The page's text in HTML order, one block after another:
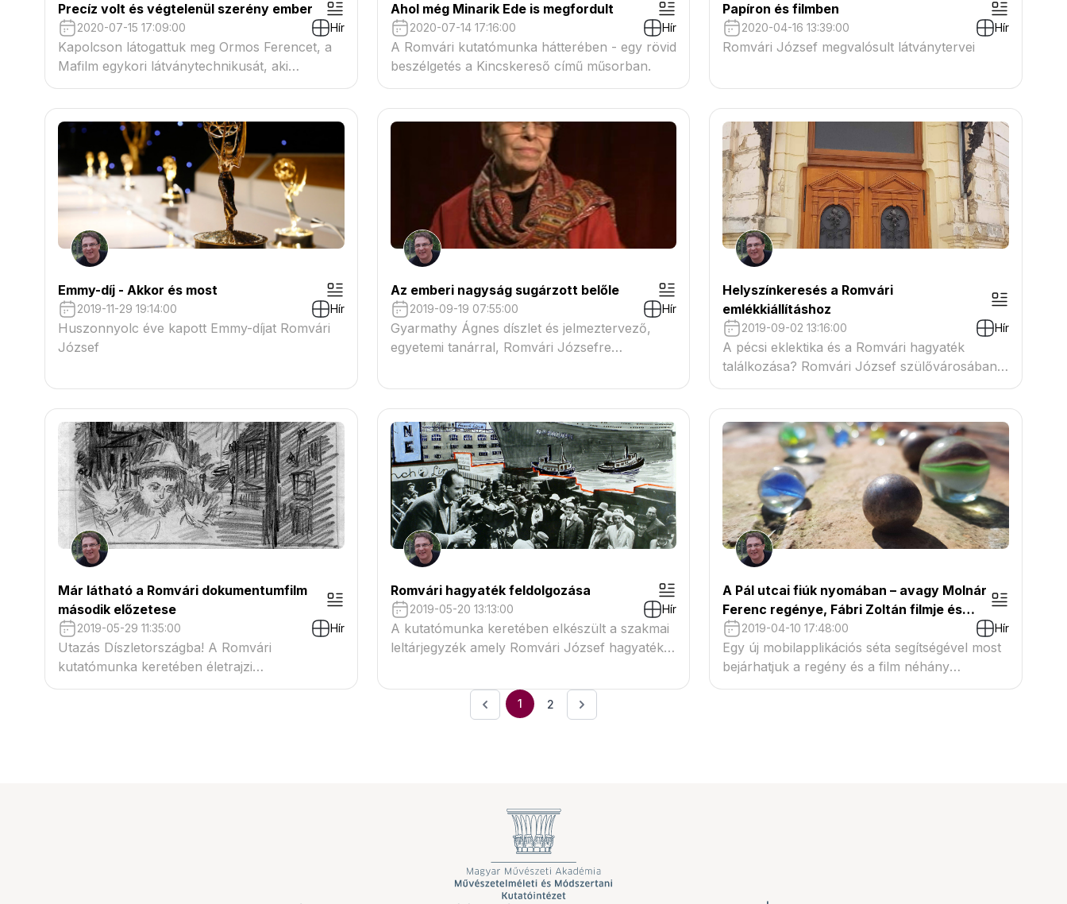
Precíz volt és végtelenül szerény ember
2020-07-15 17:09:00 Hír
Kapolcson látogattuk meg Ormos Ferencet, a
Mafilm egykori látványtechnikusát, aki
számtalan játékfilmben együtt dolgozott
Romvári Józseffel.
Ahol még Minarik Ede is megfordult
2020-07-14 17:16:00 Hír
A Romvári kutatómunka hátterében - egy rövid
beszélgetés a Kincskereső című műsorban.
Papíron és filmben
2020-04-16 13:39:00 Hír
Romvári József megvalósult látványtervei
Emmy-díj - Akkor és most
2019-11-29 19:14:00 Hír
Huszonnyolc éve kapott Emmy-díjat Romvári
József
Az emberi nagyság sugárzott belőle
2019-09-19 07:55:00 Hír
Gyarmathy Ágnes díszlet és jelmeztervező,
egyetemi tanárral, Romvári Józsefre
Helyszínkeresés a Romvári
emlékkiállításhoz
2019-09-02 13:16:00 Hír
A pécsi eklektika és a Romvári hagyaték
találkozása? Romvári József szülővárosában
Pécsett, egy terepszemle keretében
ismerkedtünk a város egyik csodaszép
építészeti és történeti lenyomatával
Már látható a Romvári dokumentumfilm
második előzetese
2019-05-29 11:35:00 Hír
Utazás Díszletországba! A Romvári
kutatómunka keretében életrajzi
dokumentumfilm készül Romvári Józsefről. A
Romvári hagyaték feldolgozása
2019-05-20 13:13:00 Hír
A kutatómunka keretében elkészült a szakmai
leltárjegyzék amely Romvári József hagyatékát
A Pál utcai fiúk nyomában – avagy Molnár
Ferenc regénye, Fábri Zoltán filmje és
Romvári József kincsei együttesen
2019-04-10 17:48:00 Hír
Egy új mobilapplikációs séta segítségével most
bejárhatjuk a regény és a film néhány
helyszínét
1 2